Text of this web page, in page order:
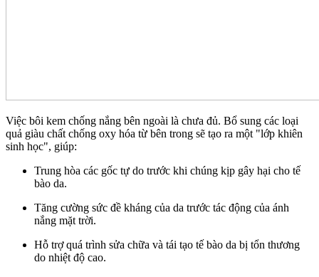
Việc bôi kem chống nắng bên ngoài là chưa đủ. Bổ sung các loại
quả giàu chất chống oxy hóa từ bên trong sẽ tạo ra một "lớp khiên
sinh học", giúp:
Trung hòa các gốc tự do trước khi chúng kịp gây hại cho tế
bào da.
Tăng cường sức đề kháng của da trước tác động của ánh
nắng mặt trời.
Hỗ trợ quá trình sửa chữa và tái tạo tế bào da bị tổn thương
do nhiệt độ cao.